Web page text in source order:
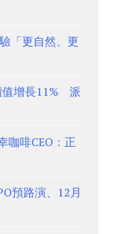
「更自然、更
值增長11% 派
啡CEO：正
預路演、12月